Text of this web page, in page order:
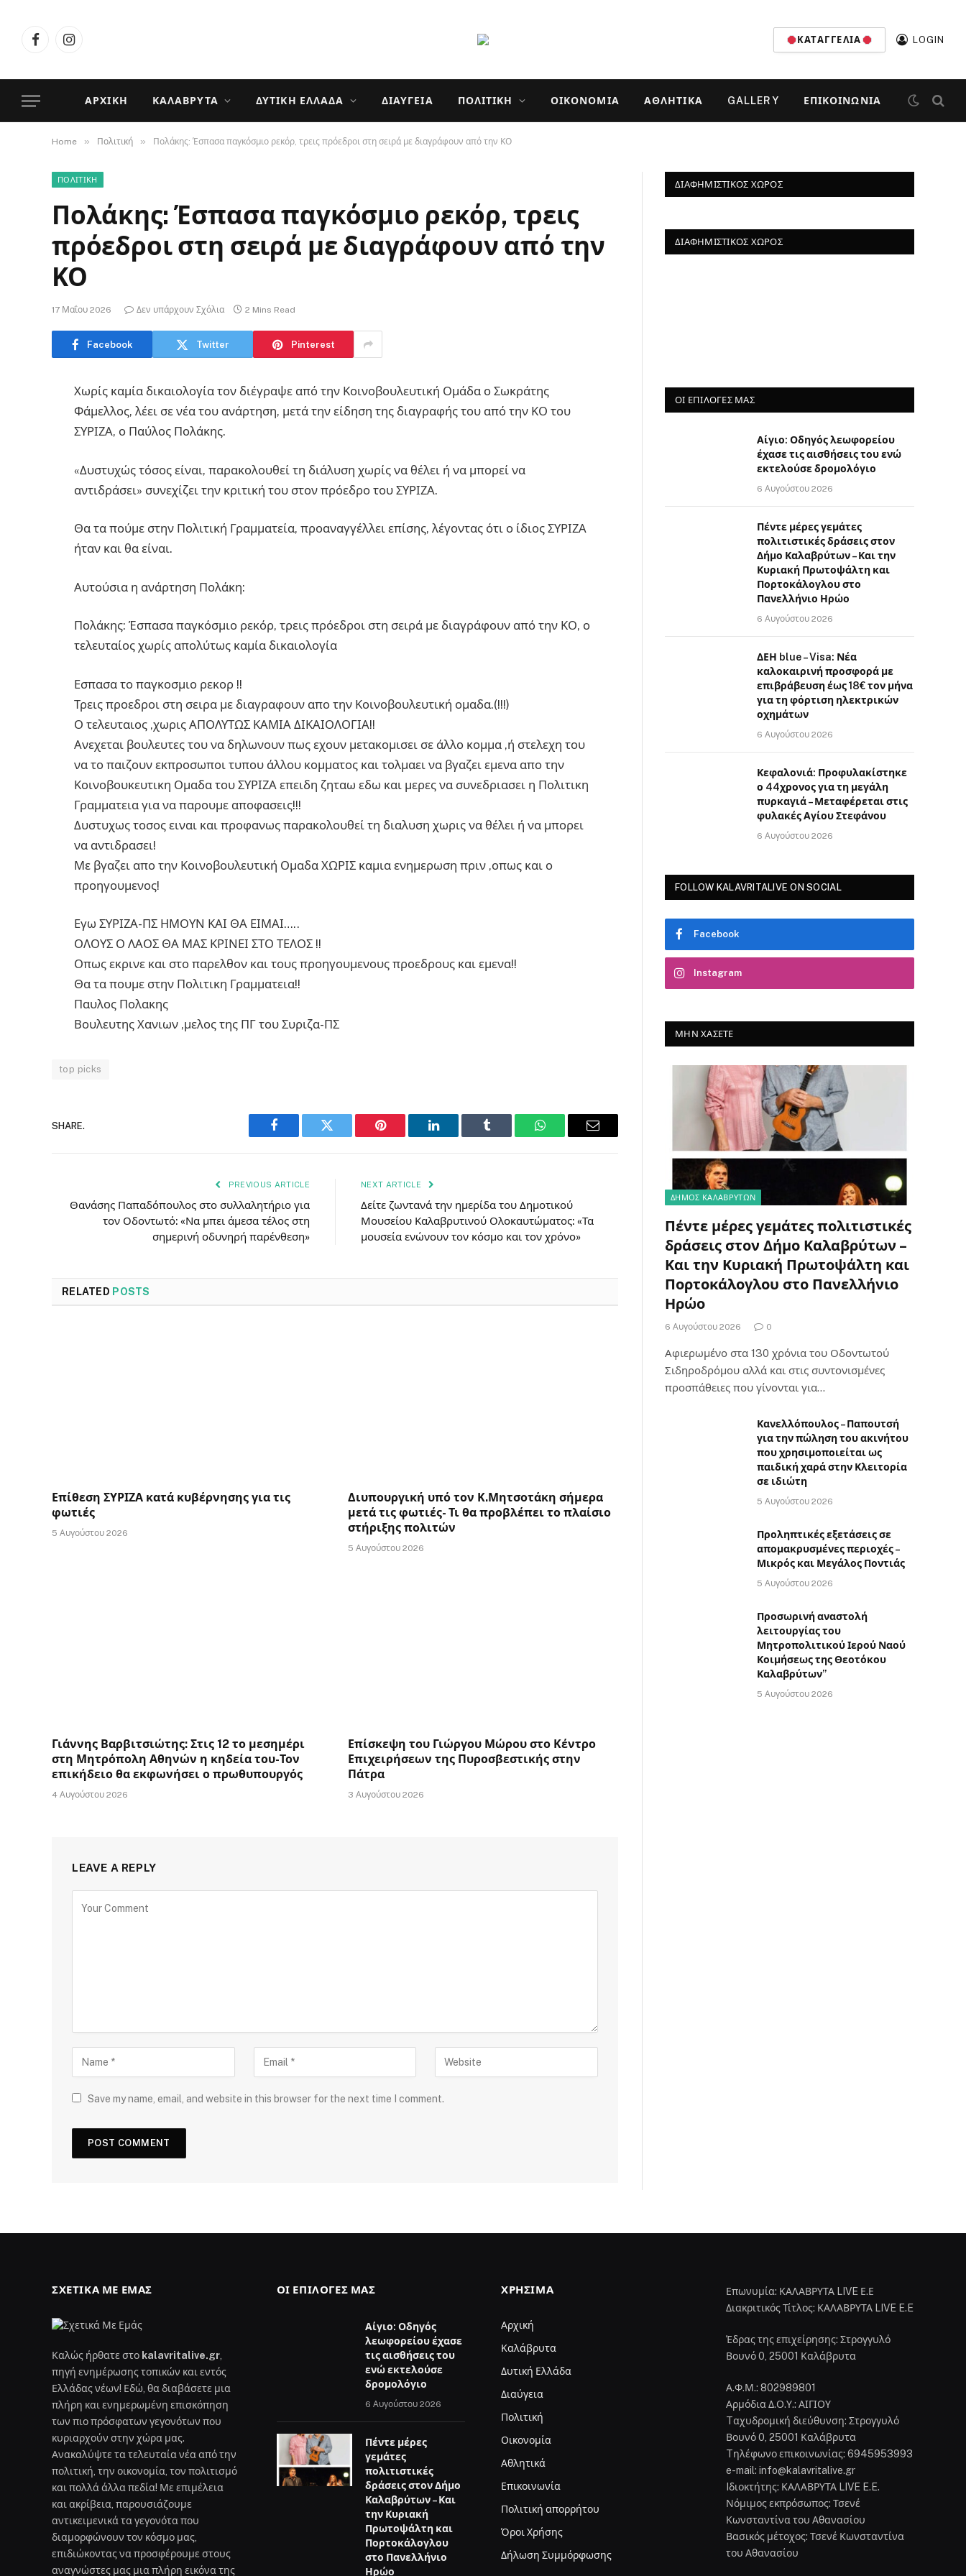
FacebookInstagram
ΚΑΤΑΓΓΕΛΊΑ LOGIN
ΑΡΧΙΚΉ ΚΑΛΆΒΡΥΤΑ ΔΥΤΙΚΉ ΕΛΛΆΔΑ ΔΙΑΎΓΕΙΑ ΠΟΛΙΤΙΚΉ ΟΙΚΟΝΟΜΊΑ ΑΘΛΗΤΙΚΆ GALLERY ΕΠΙΚΟΙΝΩΝΊΑ
Home » Πολιτική » Πολάκης: Έσπασα παγκόσμιο ρεκόρ, τρεις πρόεδροι στη σειρά με διαγράφουν από την ΚΟ
ΠΟΛΙΤΙΚΉ
Πολάκης: Έσπασα παγκόσμιο ρεκόρ, τρεις
πρόεδροι στη σειρά με διαγράφουν από την
ΚΟ
17 Μαΐου 2026 Δεν υπάρχουν Σχόλια 2 Mins Read
Facebook Twitter Pinterest
Χωρίς καμία δικαιολογία τον διέγραψε από την Κοινοβουλευτική Ομάδα ο Σωκράτης
Φάμελλος, λέει σε νέα του ανάρτηση, μετά την είδηση της διαγραφής του από την ΚΟ του
ΣΥΡΙΖΑ, ο Παύλος Πολάκης.
«Δυστυχώς τόσος είναι, παρακολουθεί τη διάλυση χωρίς να θέλει ή να μπορεί να
αντιδράσει» συνεχίζει την κριτική του στον πρόεδρο του ΣΥΡΙΖΑ.
Θα τα πούμε στην Πολιτική Γραμματεία, προαναγγέλλει επίσης, λέγοντας ότι ο ίδιος ΣΥΡΙΖΑ
ήταν και θα είναι.
Αυτούσια η ανάρτηση Πολάκη:
Πολάκης: Έσπασα παγκόσμιο ρεκόρ, τρεις πρόεδροι στη σειρά με διαγράφουν από την ΚΟ, ο
τελευταίος χωρίς απολύτως καμία δικαιολογία
Εσπασα το παγκοσμιο ρεκορ !!
Τρεις προεδροι στη σειρα με διαγραφουν απο την Κοινοβουλευτική ομαδα.(!!!)
Ο τελευταιος ,χωρις ΑΠΟΛΥΤΩΣ ΚΑΜΙΑ ΔΙΚΑΙΟΛΟΓΙΑ!!
Ανεχεται βουλευτες του να δηλωνουν πως εχουν μετακομισει σε άλλο κομμα ,ή στελεχη του
να το παιζουν εκπροσωποι τυπου άλλου κομματος και τολμαει να βγαζει εμενα απο την
Κοινοβουκευτικη Ομαδα του ΣΥΡΙΖΑ επειδη ζηταω εδω και μερες να συνεδριασει η Πολιτικη
Γραμματεια για να παρουμε αποφασεις!!!
Δυστυχως τοσος ειναι και προφανως παρακολουθεί τη διαλυση χωρις να θέλει ή να μπορει
να αντιδρασει!
Με βγαζει απο την Κοινοβουλευτική Ομαδα ΧΩΡΙΣ καμια ενημερωση πριν ,οπως και ο
προηγουμενος!
Εγω ΣΥΡΙΖΑ-ΠΣ ΗΜΟΥΝ ΚΑΙ ΘΑ ΕΙΜΑΙ…..
ΟΛΟΥΣ Ο ΛΑΟΣ ΘΑ ΜΑΣ ΚΡΙΝΕΙ ΣΤΟ ΤΕΛΟΣ !!
Οπως εκρινε και στο παρελθον και τους προηγουμενους προεδρους και εμενα!!
Θα τα πουμε στην Πολιτικη Γραμματεια!!
Παυλος Πολακης
Βουλευτης Χανιων ,μελος της ΠΓ του Συριζα-ΠΣ
top picks
SHARE.
Facebook Twitter Pinterest LinkedIn Tumblr WhatsAppEmail
PREVIOUS ARTICLE
Θανάσης Παπαδόπουλος στο συλλαλητήριο για
τον Οδοντωτό: «Να μπει άμεσα τέλος στη
σημερινή οδυνηρή παρένθεση»
NEXT ARTICLE
Δείτε ζωντανά την ημερίδα του Δημοτικού
Μουσείου Καλαβρυτινού Ολοκαυτώματος: «Τα
μουσεία ενώνουν τον κόσμο και τον χρόνο»
RELATED POSTS
Επίθεση ΣΥΡΙΖΑ κατά κυβέρνησης για τις
φωτιές
5 Αυγούστου 2026
Διυπουργική υπό τον Κ.Μητσοτάκη σήμερα
μετά τις φωτιές- Τι θα προβλέπει το πλαίσιο
στήριξης πολιτών
5 Αυγούστου 2026
Γιάννης Βαρβιτσιώτης: Στις 12 το μεσημέρι
στη Μητρόπολη Αθηνών η κηδεία του-Τον
επικήδειο θα εκφωνήσει ο πρωθυπουργός
4 Αυγούστου 2026
Επίσκεψη του Γιώργου Μώρου στο Κέντρο
Επιχειρήσεων της Πυροσβεστικής στην
Πάτρα
3 Αυγούστου 2026
LEAVE A REPLY
Save my name, email, and website in this browser for the next time I comment.
ΔΙΑΦΗΜΙΣΤΙΚΌΣ ΧΏΡΟΣ
ΔΙΑΦΗΜΙΣΤΙΚΌΣ ΧΏΡΟΣ
ΟΙ ΕΠΙΛΟΓΈΣ ΜΑΣ
Αίγιο: Οδηγός λεωφορείου
έχασε τις αισθήσεις του ενώ
εκτελούσε δρομολόγιο
6 Αυγούστου 2026
Πέντε μέρες γεμάτες
πολιτιστικές δράσεις στον
Δήμο Καλαβρύτων – Και την
Κυριακή Πρωτοψάλτη και
Πορτοκάλογλου στο
Πανελλήνιο Ηρώο
6 Αυγούστου 2026
ΔΕΗ blue – Visa: Νέα
καλοκαιρινή προσφορά με
επιβράβευση έως 18€ τον μήνα
για τη φόρτιση ηλεκτρικών
οχημάτων
6 Αυγούστου 2026
Κεφαλονιά: Προφυλακίστηκε
ο 44χρονος για τη μεγάλη
πυρκαγιά – Μεταφέρεται στις
φυλακές Αγίου Στεφάνου
6 Αυγούστου 2026
FOLLOW KALAVRITALIVE ON SOCIAL
Facebook
Instagram
ΜΗΝ ΧΆΣΕΤΕ
ΔΗΜΟΣ ΚΑΛΑΒΡΥΤΩΝ
Πέντε μέρες γεμάτες πολιτιστικές
δράσεις στον Δήμο Καλαβρύτων –
Και την Κυριακή Πρωτοψάλτη και
Πορτοκάλογλου στο Πανελλήνιο
Ηρώο
6 Αυγούστου 2026 0
Αφιερωμένο στα 130 χρόνια του Οδοντωτού
Σιδηροδρόμου αλλά και στις συντονισμένες
προσπάθειες που γίνονται για…
Κανελλόπουλος – Παπουτσή
για την πώληση του ακινήτου
που χρησιμοποιείται ως
παιδική χαρά στην Κλειτορία
σε ιδιώτη
5 Αυγούστου 2026
Προληπτικές εξετάσεις σε
απομακρυσμένες περιοχές –
Μικρός και Μεγάλος Ποντιάς
5 Αυγούστου 2026
Προσωρινή αναστολή
λειτουργίας του
Μητροπολιτικού Ιερού Ναού
Κοιμήσεως της Θεοτόκου
Καλαβρύτων”
5 Αυγούστου 2026
ΣΧΕΤΙΚΆ ΜΕ ΕΜΆΣ
Καλώς ήρθατε στο kalavritalive.gr,
πηγή ενημέρωσης τοπικών και εντός
Ελλάδας νέων! Εδώ, θα διαβάσετε μια
πλήρη και ενημερωμένη επισκόπηση
των πιο πρόσφατων γεγονότων που
κυριαρχούν στην χώρα μας.
Ανακαλύψτε τα τελευταία νέα από την
πολιτική, την οικονομία, τον πολιτισμό
και πολλά άλλα πεδία! Με επιμέλεια
και ακρίβεια, παρουσιάζουμε
αντικειμενικά τα γεγονότα που
διαμορφώνουν τον κόσμο μας,
επιδιώκοντας να προσφέρουμε στους
αναγνώστες μας μια πλήρη εικόνα της
ΟΙ ΕΠΙΛΟΓΈΣ ΜΑΣ
Αίγιο: Οδηγός
λεωφορείου έχασε
τις αισθήσεις του
ενώ εκτελούσε
δρομολόγιο
6 Αυγούστου 2026
Πέντε μέρες
γεμάτες
πολιτιστικές
δράσεις στον Δήμο
Καλαβρύτων – Και
την Κυριακή
Πρωτοψάλτη και
Πορτοκάλογλου
στο Πανελλήνιο
Ηρώο
ΧΡΉΣΙΜΑ
Αρχική
Καλάβρυτα
Δυτική Ελλάδα
Διαύγεια
Πολιτική
Οικονομία
Αθλητικά
Επικοινωνία
Πολιτική απορρήτου
Όροι Χρήσης
Δήλωση Συμμόρφωσης
Επωνυμία: ΚΑΛΑΒΡΥΤΑ LIVE Ε.Ε
Διακριτικός Τίτλος: ΚΑΛΑΒΡΥΤΑ LIVE E.E
Έδρας της επιχείρησης: Στρογγυλό
Βουνό 0, 25001 Καλάβρυτα
Α.Φ.Μ.: 802989801
Αρμόδια Δ.Ο.Υ.: ΑΙΓΙΟΥ
Tαχυδρομική διεύθυνση: Στρογγυλό
Βουνό 0, 25001 Καλάβρυτα
Tηλέφωνο επικοινωνίας: 6945953993
e-mail: info@kalavritalive.gr
Iδιοκτήτης: ΚΑΛΑΒΡΥΤΑ LIVE E.E.
Νόμιμος εκπρόσωπος: Τσενέ
Κωνσταντίνα του Αθανασίου
Βασικός μέτοχος: Τσενέ Κωνσταντίνα
του Αθανασίου